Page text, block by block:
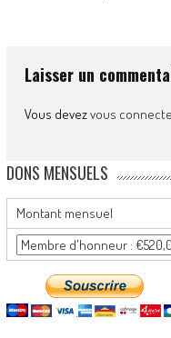
Laisser un
Vous devezvous
DONS MENSUELS
Montant mensuel